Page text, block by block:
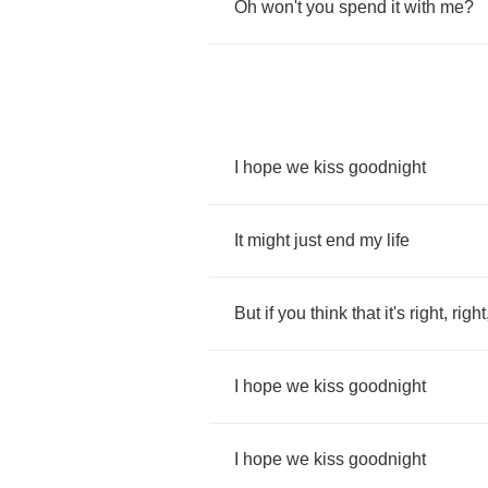
Oh won't you spend it with me?
hope we kiss goodnight
It might just end my life
But if you think that it's right, right,
hope we kiss goodnight
hope we kiss goodnight